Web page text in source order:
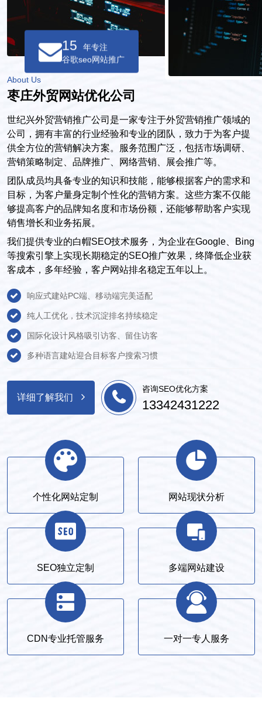
15
年专注
谷歌seo网站推广
About Us
枣庄外贸网站优化公司
世纪兴外贸营销推广公司是一家专注于外贸营销推广领域的
公司，拥有丰富的行业经验和专业的团队，致力于为客户提
供全方位的营销解决方案。服务范围广泛，包括市场调研、
营销策略制定、品牌推广、网络营销、展会推广等。
团队成员均具备专业的知识和技能，能够根据客户的需求和
目标，为客户量身定制个性化的营销方案。这些方案不仅能
够提高客户的品牌知名度和市场份额，还能够帮助客户实现
销售增长和业务拓展。
我们提供专业的白帽SEO技术服务，为企业在Google、Bing
等搜索引擎上实现长期稳定的SEO推广效果，终降低企业获
客成本，多年经验，客户网站排名稳定五年以上。
响应式建站PC端、移动端完美适配
纯人工优化，技术沉淀排名持续稳定
国际化设计风格吸引访客、留住访客
多种语言建站迎合目标客户搜索习惯
详细了解我们
咨询SEO优化方案
13342431222
个性化网站定制 网站现状分析
SEO独立定制 多端网站建设
CDN专业托管服务 一对一专人服务